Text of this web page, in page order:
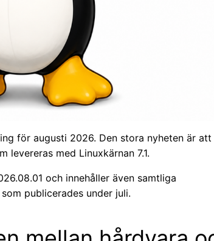
för augusti 2026. Den stora nyheten är
med Linuxkärnan 7.1.
och innehåller även samtliga
publicerades under juli.